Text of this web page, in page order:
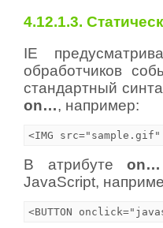
4.12.1.3.
IE
обработчиков
стандартный
on…, например:
<IMG
В атрибутеon…
JavaScript,
<BUTTON